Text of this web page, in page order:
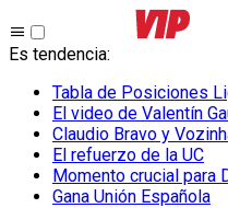
Es tendencia:
Tabla de Posiciones
El video de Valentín
Claudio Bravo y
El refuerzo de la UC
Momento crucial para
Gana Unión Española